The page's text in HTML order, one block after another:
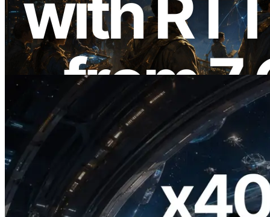
um Ping-Messung aus 7 globalen
Regionen — Validators Information API
ebenfalls gestartet
Lesen Sie diesen Artikel